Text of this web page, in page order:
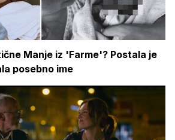
Manje iz 'Farme'? Postala je
posebno ime